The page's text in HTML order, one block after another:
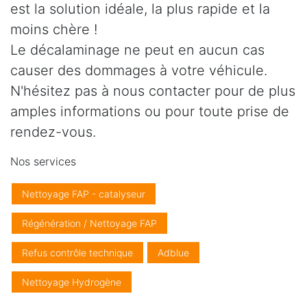
est la solution idéale, la plus rapide et la
moins chère !
Le décalaminage ne peut en aucun cas
causer des dommages à votre véhicule.
N'hésitez pas à nous contacter pour de plus
amples informations ou pour toute prise de
rendez-vous.
Nos services
Nettoyage FAP - catalyseur
Régénération / Nettoyage FAP
Refus contrôle technique Adblue
Nettoyage Hydrogène